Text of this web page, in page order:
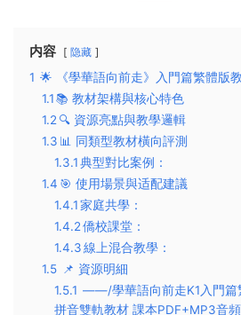
内容 隐藏
1 🌟 ​​《學華語向前走》入門篇繁體版
1.1​​📚 教材架構與核心特色​​
1.2 ​​🔍 資源亮點與教學邏輯​​
1.3 ​​📊 同類型教材橫向評測​​
1.3.1​​典型對比案例​​：
1.4 ​​🎯 使用場景與适配建議​​
1.4.1​​家庭共學​​：
1.4.2​​僑校課堂​​：
1.4.3​​線上混合教學​​：
1.5 📌 ​​資源明細
1.5.1 ——/學華語向前走K1入門篇
拼音雙軌教材 課本PDF+MP3音